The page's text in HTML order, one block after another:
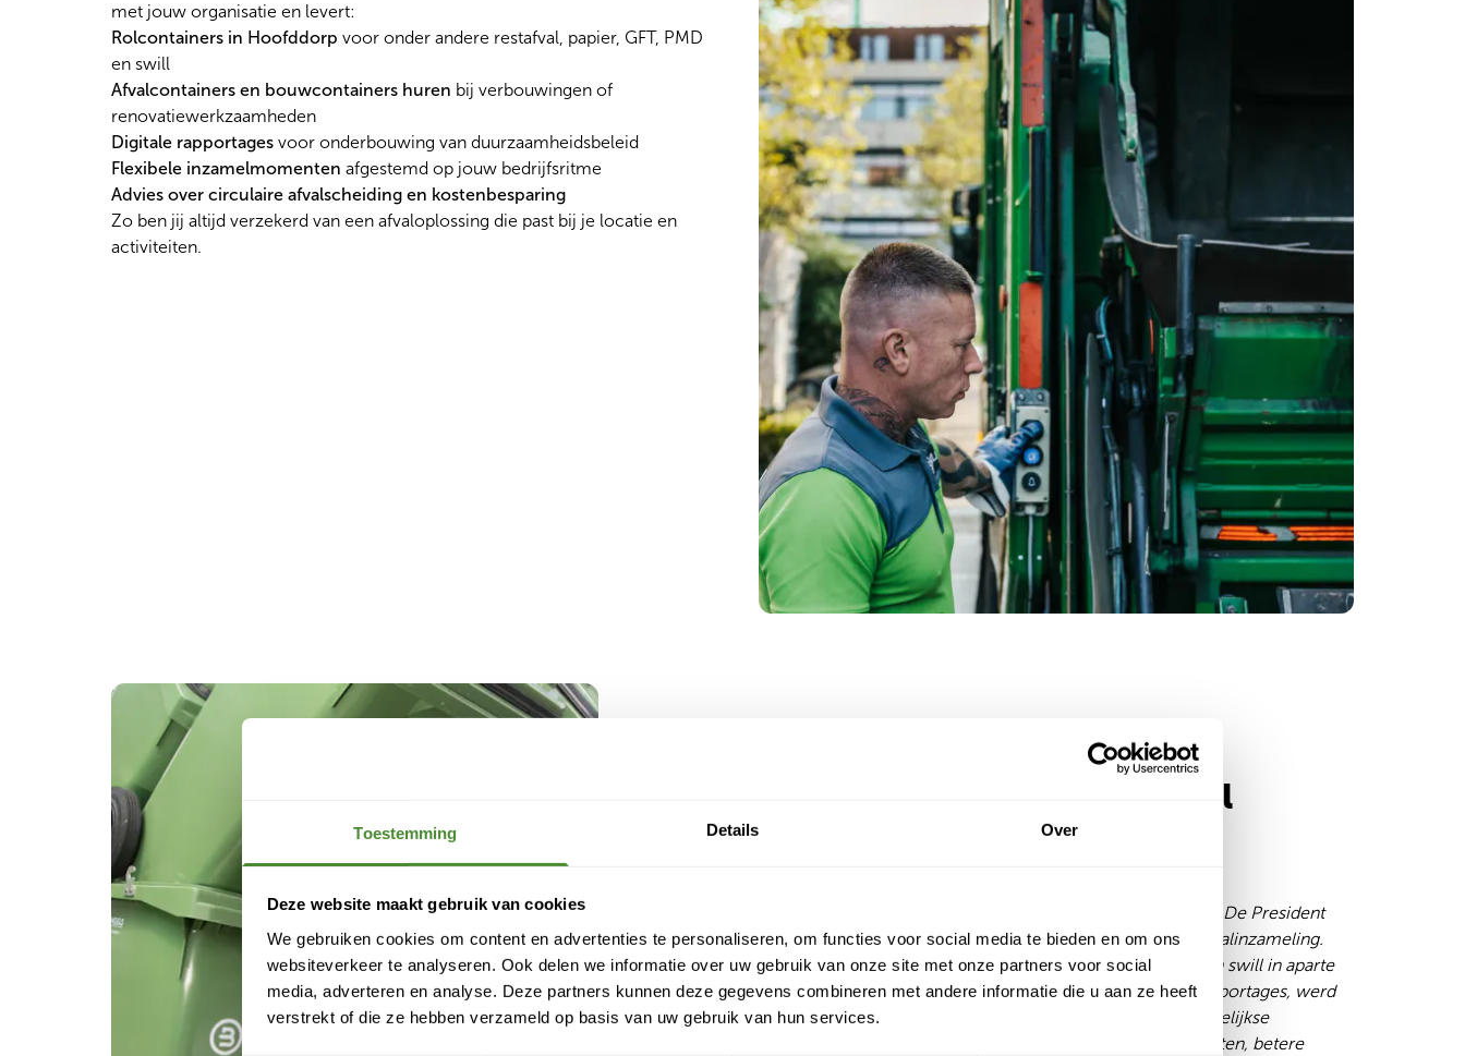
Toestemming Details Over
Deze website maakt gebruik van cookies
We gebruiken cookies om content en advertenties te personaliseren, om functies voor social media te bieden en om ons
websiteverkeer te analyseren. Ook delen we informatie over uw gebruik van onze site met onze partners voor social
media, adverteren en analyse. Deze partners kunnen deze gegevens combineren met andere informatie die u aan ze heeft
verstrekt of die ze hebben verzameld op basis van uw gebruik van hun services.
met jouw organisatie en levert:
Rolcontainers in Hoofddorp voor onder andere restafval, papier, GFT, PMD
en swill
Afvalcontainers en bouwcontainers huren bij verbouwingen of
renovatiewerkzaamheden
Digitale rapportages voor onderbouwing van duurzaamheidsbeleid
Flexibele inzamelmomenten afgestemd op jouw bedrijfsritme
Advies over circulaire afvalscheiding en kostenbesparing
Zo ben jij altijd verzekerd van een afvaloplossing die past bij je locatie en
activiteiten.
Project in beeld: afval
optimaliseren op De
Voor een logistiek bedrijf op bedrijventerrein De President
verzorgt Bnext.nl Hoofddorp de volledige afvalinzameling.
Door het combineren van restafval, karton en swill in aparte
rolcontainers en het inzetten van heldere rapportages, werd
afvalscheiding een vast onderdeel van de dagelijkse
bedrijfsvoering. Het resultaat: lagere afvalkosten, betere